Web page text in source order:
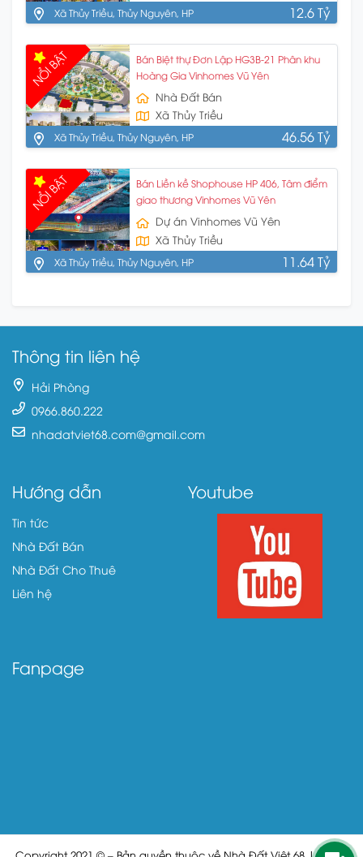
Xã Thủy Triều, Thủy Nguyên, HP
12.6 Tỷ
NỔI BẬT
Bán Biệt thự Đơn Lập HG3B-21 Phân khu
Hoàng Gia Vinhomes Vũ Yên
Nhà Đất Bán
Xã Thủy Triều
Xã Thủy Triều, Thủy Nguyên, HP
46.56 Tỷ
NỔI BẬT
Bán Liền kề Shophouse HP 406, Tâm điểm
giao thương Vinhomes Vũ Yên
Dự án Vinhomes Vũ Yên
Xã Thủy Triều
Xã Thủy Triều, Thủy Nguyên, HP
11.64 Tỷ
Thông tin liên hệ
Hải Phòng
0966.860.222
nhadatviet68.com@gmail.com
Hướng dẫn
Tin tức
Nhà Đất Bán
Nhà Đất Cho Thuê
Liên hệ
Youtube
Fanpage